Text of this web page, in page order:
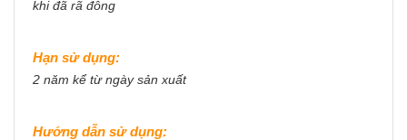
khi đã rã đông
Hạn sử dụng:
2 năm kể từ ngày sản xuất
Hướng dẫn sử dụng: